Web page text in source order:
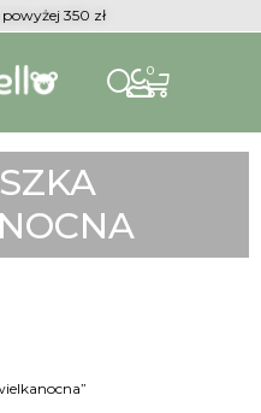
350 zł
0